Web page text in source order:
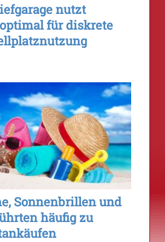
nutzt
für diskrete
Sonnenbrillen und
häufig zu